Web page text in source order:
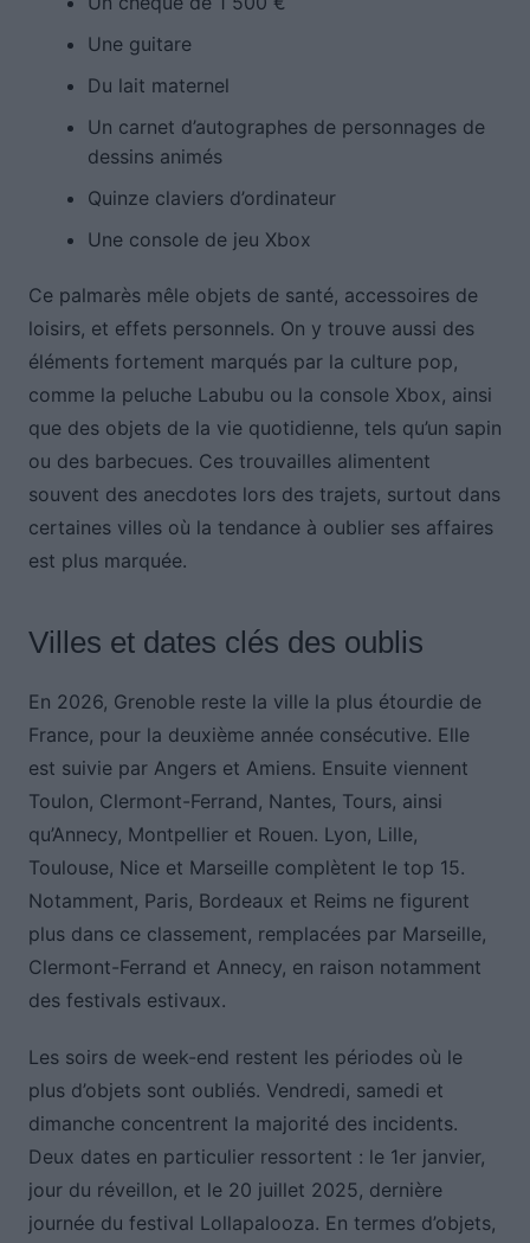
Une guitare
Du lait maternel
Un carnet d’autographes de personnages de
dessins animés
Quinze claviers d’ordinateur
Une console de jeu Xbox
Ce palmarès mêle objets de santé, accessoires de
loisirs, et effets personnels. On y trouve aussi des
éléments fortement marqués par la culture pop,
comme la peluche Labubu ou la console Xbox, ainsi
que des objets de la vie quotidienne, tels qu’un sapin
ou des barbecues. Ces trouvailles alimentent
souvent des anecdotes lors des trajets, surtout dans
certaines villes où la tendance à oublier ses affaires
est plus marquée.
Villes et dates clés des oublis
En 2026, Grenoble reste la ville la plus étourdie de
France, pour la deuxième année consécutive. Elle
est suivie par Angers et Amiens. Ensuite viennent
Toulon, Clermont-Ferrand, Nantes, Tours, ainsi
qu’Annecy, Montpellier et Rouen. Lyon, Lille,
Toulouse, Nice et Marseille complètent le top 15.
Notamment, Paris, Bordeaux et Reims ne figurent
plus dans ce classement, remplacées par Marseille,
Clermont-Ferrand et Annecy, en raison notamment
des festivals estivaux.
Les soirs de week-end restent les périodes où le
plus d’objets sont oubliés. Vendredi, samedi et
dimanche concentrent la majorité des incidents.
Deux dates en particulier ressortent : le 1er janvier,
jour du réveillon, et le 20 juillet 2025, dernière
journée du festival Lollapalooza. En termes d’objets,